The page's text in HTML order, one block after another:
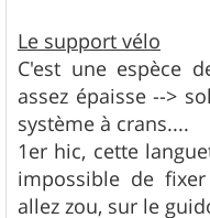
Le support vélo
C'est une espèce
assez épaisse -->
système à crans....
1er hic, cette
impossible de
allez zou, sur le